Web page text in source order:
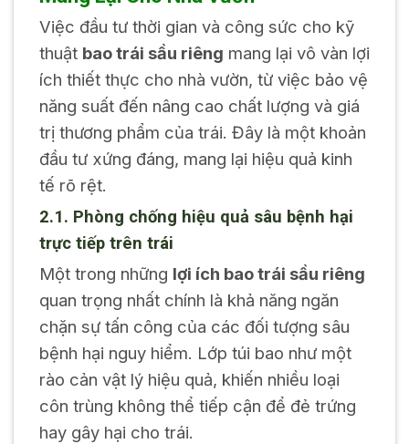
Việc đầu tư thời gian và công sức cho kỹ
thuật bao trái sầu riêng mang lại vô vàn lợi
ích thiết thực cho nhà vườn, từ việc bảo vệ
năng suất đến nâng cao chất lượng và giá
trị thương phẩm của trái. Đây là một khoản
đầu tư xứng đáng, mang lại hiệu quả kinh
tế rõ rệt.
2.1. Phòng chống hiệu quả sâu bệnh hại
trực tiếp trên trái
Một trong những lợi ích bao trái sầu riêng
quan trọng nhất chính là khả năng ngăn
chặn sự tấn công của các đối tượng sâu
bệnh hại nguy hiểm. Lớp túi bao như một
rào cản vật lý hiệu quả, khiến nhiều loại
côn trùng không thể tiếp cận để đẻ trứng
hay gây hại cho trái.